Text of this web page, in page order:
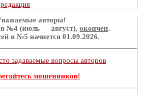
авторы!
в №4 (июль — август), окончен.
в №5 начнется 01.09.2026.
задаваемые вопросы авторов
мошенников!